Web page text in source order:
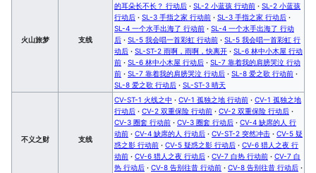
火山旅梦 支线
的耳朵长不长？ 行动后 · SL-2 小蓝孩 行动前 · SL-2 小蓝孩
行动后 · SL-3 手指之家 行动前 · SL-3 手指之家 行动后 ·
SL-4 一个水手出海了 行动前 · SL-4 一个水手出海了 行动
后 · SL-5 我会唱一首彩虹 行动前 · SL-5 我会唱一首彩虹 行
动后 · SL-ST-2 雨啊，雨啊，快离开 · SL-6 林中小木屋 行动
前 · SL-6 林中小木屋 行动后 · SL-7 靠着我的肩膀哭泣 行动
前 · SL-7 靠着我的肩膀哭泣 行动后 · SL-8 爱之歌 行动前 ·
SL-8 爱之歌 行动后 · SL-ST-3 晴天
不义之财 支线
CV-ST-1 火线之中 · CV-1 孤独之地 行动前 · CV-1 孤独之地
行动后 · CV-2 双重保险 行动前 · CV-2 双重保险 行动后 ·
CV-3 圈套 行动前 · CV-3 圈套 行动后 · CV-4 缺席的人 行
动前 · CV-4 缺席的人 行动后 · CV-ST-2 突然冲击 · CV-5 疑
惑之影 行动前 · CV-5 疑惑之影 行动后 · CV-6 猎人之夜 行
动前 · CV-6 猎人之夜 行动后 · CV-7 白热 行动前 · CV-7 白
热 行动后 · CV-8 告别往昔 行动前 · CV-8 告别往昔 行动后 ·